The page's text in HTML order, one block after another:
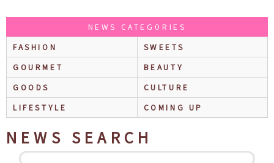
NEWS CATEGORIES
FASHION
SWEETS
GOURMET
BEAUTY
GOODS
CULTURE
LIFESTYLE
COMING UP
NEWS SEARCH